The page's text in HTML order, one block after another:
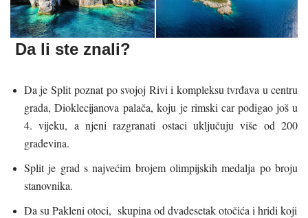
Da li ste znali?
Da je Split poznat po svojoj Rivi i kompleksu tvrđava u centru
grada, Dioklecijanova palača, koju je rimski car podigao još u
4. vijeku, a njeni razgranati ostaci uključuju više od 200
građevina.
Split je grad s najvećim brojem olimpijskih medalja po broju
stanovnika.
Da su Pakleni otoci, skupina od dvadesetak otočića i hridi koji